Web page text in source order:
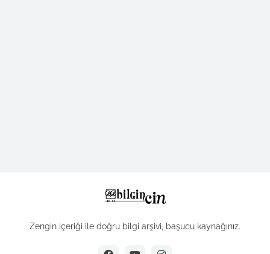
Zengin içeriği ile doğru bilgi arşivi, başucu kaynağınız.